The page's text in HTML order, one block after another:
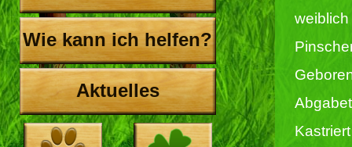
Wie kann ich helfen?
Aktuelles
weiblich